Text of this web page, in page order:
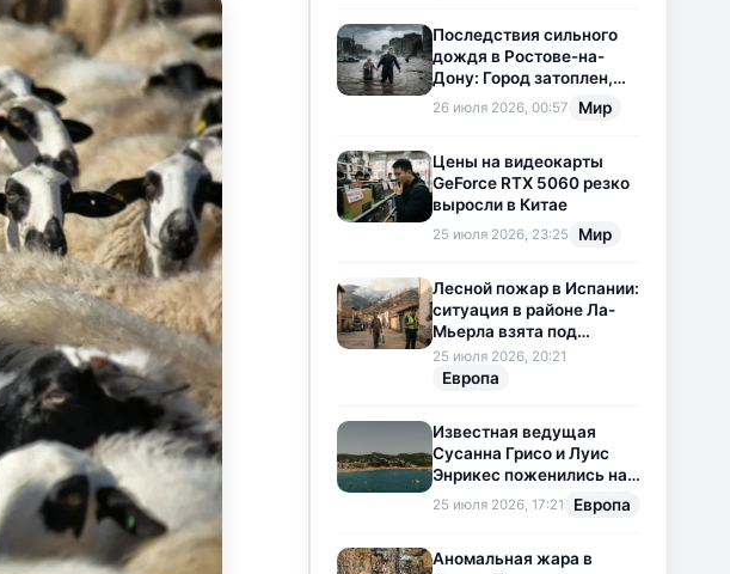
Последствия сильного
дождя в Ростове-на-
Дону: Город затоплен,
свет отключен
26 июля 2026, 00:57 Мир
Цены на видеокарты
GeForce RTX 5060 резко
выросли в Китае
25 июля 2026, 23:25 Мир
Лесной пожар в Испании:
ситуация в районе Ла-
Мьерла взята под
контроль
25 июля 2026, 20:21
Европа
Известная ведущая
Сусанна Грисо и Луис
Энрикес поженились на
Коста-Браве
25 июля 2026, 17:21 Европа
Аномальная жара в